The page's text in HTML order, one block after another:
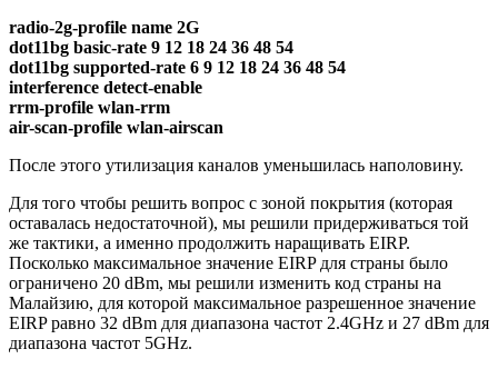
radio-2g-profile name 2G
dot11bg basic-rate 9 12 18 24 36 48 54
dot11bg supported-rate 6 9 12 18 24 36 48 54
interference detect-enable
rrm-profile wlan-rrm
air-scan-profile wlan-airscan
После этого утилизация каналов уменьшилась наполовину.
Для того чтобы решить вопрос с зоной покрытия (которая
оставалась недостаточной), мы решили придерживаться той
же тактики, а именно продолжить наращивать EIRP.
Посколько максимальное значение EIRP для страны было
ограничено 20 dBm, мы решили изменить код страны на
Малайзию, для которой максимальное разрешенное значение
EIRP равно 32 dBm для диапазона частот 2.4GHz и 27 dBm для
диапазона частот 5GHz.